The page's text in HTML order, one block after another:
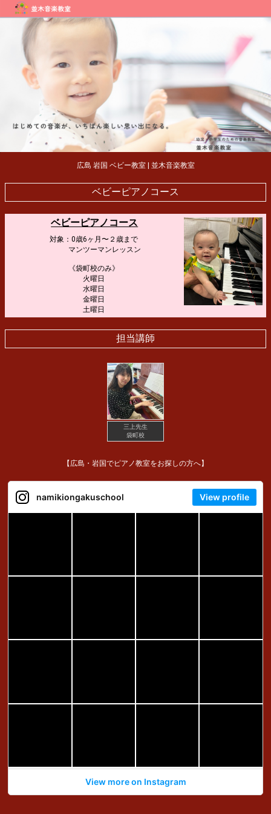
広島 岩国 ベビー教室 | 並木音楽教室
ベビーピアノコース
ベビーピアノコース
対象：0歳6ヶ月〜２歳まで
マンツーマンレッスン
《袋町校のみ》
火曜日
水曜日
金曜日
土曜日
担当講師
三上先生
袋町校
【広島・岩国でピアノ教室をお探しの方へ】
namikiongakuschool View profile
View more on Instagram